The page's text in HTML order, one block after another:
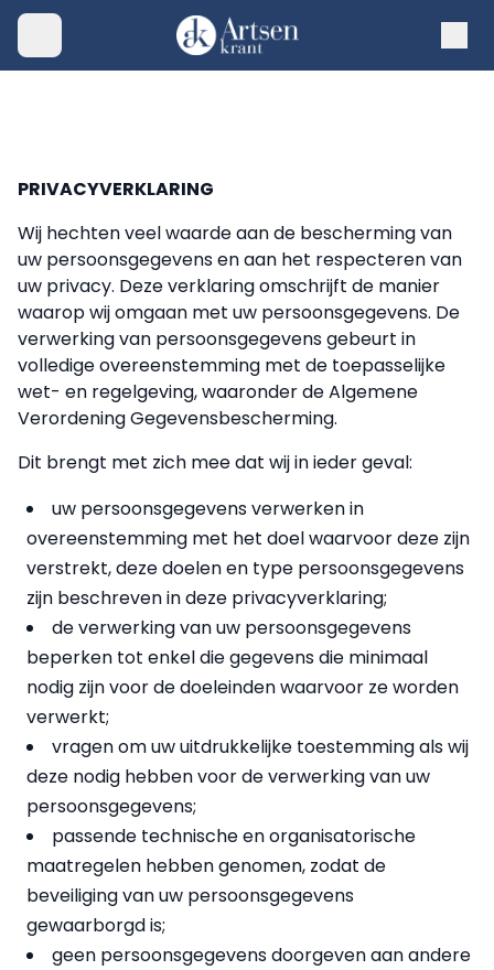
PRIVACYVERKLARING
Wij hechten veel waarde aan de bescherming van
uw persoonsgegevens en aan het respecteren van
uw privacy. Deze verklaring omschrijft de manier
waarop wij omgaan met uw persoonsgegevens. De
verwerking van persoonsgegevens gebeurt in
volledige overeenstemming met de toepasselijke
wet- en regelgeving, waaronder de Algemene
Verordening Gegevensbescherming.
Dit brengt met zich mee dat wij in ieder geval:
uw persoonsgegevens verwerken in
overeenstemming met het doel waarvoor deze zijn
verstrekt, deze doelen en type persoonsgegevens
zijn beschreven in deze privacyverklaring;
de verwerking van uw persoonsgegevens
beperken tot enkel die gegevens die minimaal
nodig zijn voor de doeleinden waarvoor ze worden
verwerkt;
vragen om uw uitdrukkelijke toestemming als wij
deze nodig hebben voor de verwerking van uw
persoonsgegevens;
passende technische en organisatorische
maatregelen hebben genomen, zodat de
beveiliging van uw persoonsgegevens
gewaarborgd is;
geen persoonsgegevens doorgeven aan andere